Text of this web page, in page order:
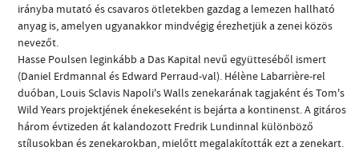
irányba mutató és csavaros ötletekben gazdag a lemezen hallható
anyag is, amelyen ugyanakkor mindvégig érezhetjük a zenei közös
nevezőt.
Hasse Poulsen leginkább a Das Kapital nevű együtteséből ismert
(Daniel Erdmannal és Edward Perraud-val). Hélène Labarrière-rel
duóban, Louis Sclavis Napoli's Walls zenekarának tagjaként és Tom's
Wild Years projektjének énekeseként is bejárta a kontinenst. A gitáros
három évtizeden át kalandozott Fredrik Lundinnal különböző
stílusokban és zenekarokban, mielőtt megalakították ezt a zenekart.